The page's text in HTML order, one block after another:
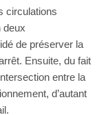
circulations
deux
de préserver la
Ensuite, du fait
entre la
d’autant